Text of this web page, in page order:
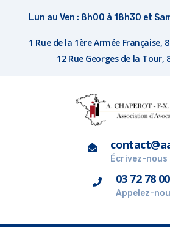
Lun au Ven : 8h00 à 18h30 et
1 Rue de la 1ère Armée Française,
12 Rue Georges de la Tour,
Écrivez-nous
03 72 78
Appelez-